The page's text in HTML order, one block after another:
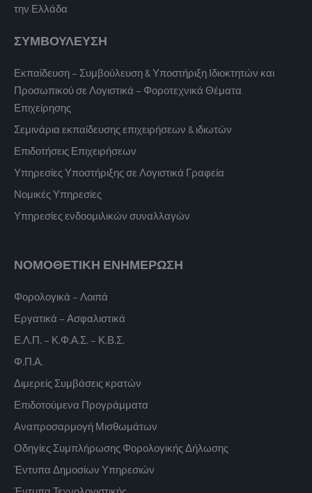
την Ελλάδα
ΣΥΜΒΟΥΛΕΥΣΗ
Εκπαίδευση – Συμβούλευση & Υποστήριξη Ιδιοκτητών και
Προσωπικού σε Λογιστικά – Φοροτεχνικά Θέματα
Επιχείρησης
Σεμινάρια εκπαίδευσης επιχειρήσεων & ιδιωτών
Επιδοτήσεις Επιχειρήσεων
Υπηρεσίες Υποστήριξης σε Λογιστικά Γραφεία
Νομικές Υπηρεσίες
Υπηρεσίες ενδοομιλικών συναλλαγών
ΝΟΜΟΘΕΤΙΚΗ ΕΝΗΜΕΡΩΣΗ
Φορολογικά – Λοιπά
Εργατικά – Ασφαλιστικά
Ε.Λ.Π. – Κ.Φ.Α.Σ. – Κ.Β.Σ.
Φ.Π.Α.
Διμερείς Συμβάσεις κρατών
Επιδοτούμενα Προγράμματα
Αναπροσαρμογή Μισθωμάτων
Οδηγίες Συμπλήρωσης Φορολογικής Δήλωσης
Έντυπα Δημοσίων Υπηρεσιών